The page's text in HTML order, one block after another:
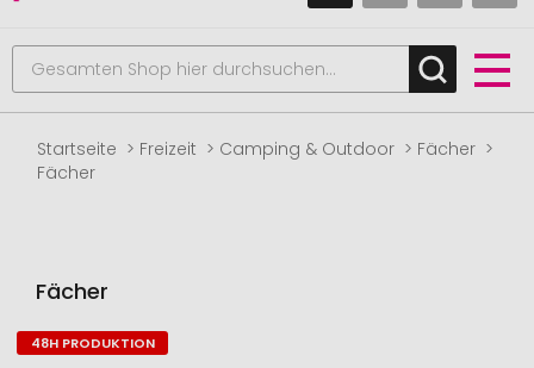
Startseite Freizeit Camping & Outdoor
Fächer
Fächer
Fächer
Zum
48H PRODUKTION